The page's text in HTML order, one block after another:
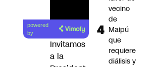
powered
by
Invitamos
a la
vecino
de
Maipú
que
requiere
diálisis y